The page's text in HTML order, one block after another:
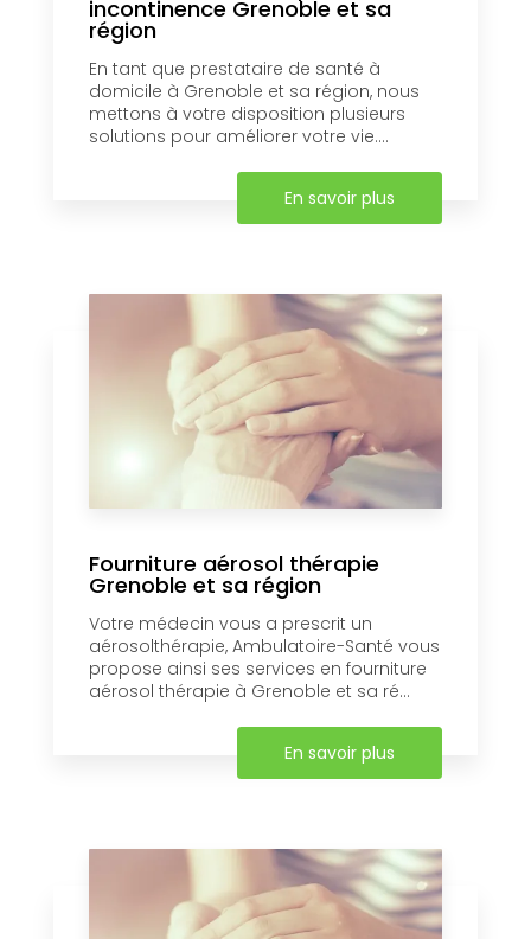
incontinence Grenoble et sa
région
En tant que prestataire de santé à
domicile à Grenoble et sa région, nous
mettons à votre disposition plusieurs
solutions pour améliorer votre vie....
En savoir plus
Fourniture aérosol thérapie
Grenoble et sa région
Votre médecin vous a prescrit un
aérosolthérapie, Ambulatoire-Santé vous
propose ainsi ses services en fourniture
aérosol thérapie à Grenoble et sa ré...
En savoir plus